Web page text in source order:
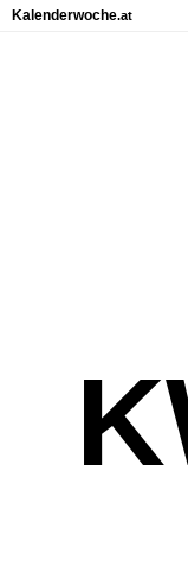
Kalenderwoche.at